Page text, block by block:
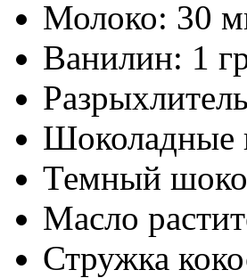
Молоко: 30
Ванилин: 1
Шоколадные
Темный
Масло
Стружка